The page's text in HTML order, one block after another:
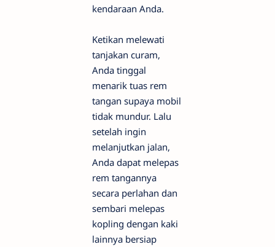
kendaraan Anda.
Ketikan melewati
tanjakan curam,
Anda tinggal
menarik tuas rem
tangan supaya mobil
tidak mundur. Lalu
setelah ingin
melanjutkan jalan,
Anda dapat melepas
rem tangannya
secara perlahan dan
sembari melepas
kopling dengan kaki
lainnya bersiap